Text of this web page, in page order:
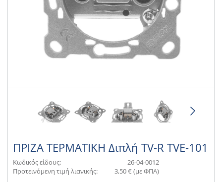
ΠΡΙΖΑ ΤΕΡΜΑΤΙΚΗ Διπλή TV-R TVE-101
Κωδικός είδους:
26-04-0012
Προτεινόμενη τιμή λιανικής:
3,50 € (με ΦΠΑ)